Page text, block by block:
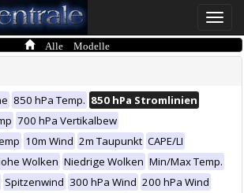
Toggle
Alle Modelle
850 hPa Temp. 850 hPa Stromlinien
700 hPa Vertikalbew
10m Wind 2m Taupunkt CAPE/LI
Wolken Niedrige Wolken Min/Max Temp.
Spitzenwind 300 hPa Wind 200 hPa Wind